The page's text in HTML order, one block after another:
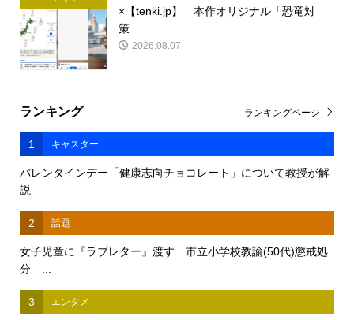
×【tenki.jp】 本作オリジナル「恐竜対
策...
2026.08.07
ランキング
1 キャスター
バレンタインデー「健康志向チョコレート」について教授が解
説
2 話題
女子児童に『ラブレター』渡す 市立小学校教諭(50代)懲戒処
分 ...
3 エンタメ
ランキングページ